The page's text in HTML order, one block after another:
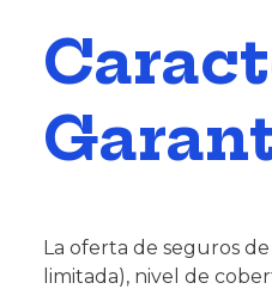
La oferta de seguros
limitada), nivel de